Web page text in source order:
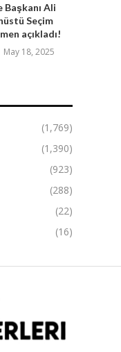
Başkanı Ali
Seçim
açıkladı!
May 18, 2025
(1,769)
(1,390)
(923)
(288)
(22)
(16)